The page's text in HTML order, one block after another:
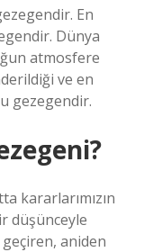
En
Dünya
atmosfere
ve en
gezegendir.
kararlarımızın
düşünceyle
aniden